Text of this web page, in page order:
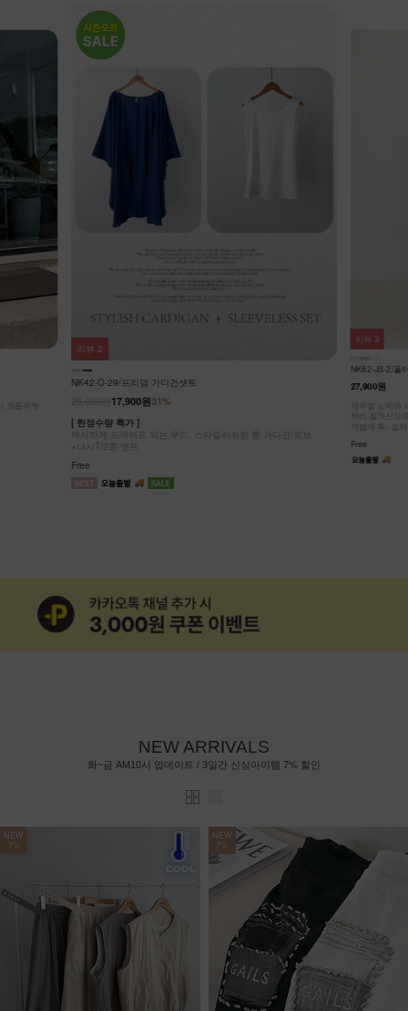
NK62-JS-2/폴터 스텐드 데님 베스트_DY
캐주얼 노카라 라운드넥 디자인!
허리 절개선으로 부해 보임 없이 슬림한 실루엣!
가볍게 툭- 걸쳐도 룩에 포인트!
Free
리뷰3
NK42-J-5/차이
25,900원
[ 한정수량 특
Free
리뷰 3
NEW ARRIVALS
화~금 AM10시 업데이트 / 3일간 신상아이템 7% 할인
NEW
7%
NEW
7%